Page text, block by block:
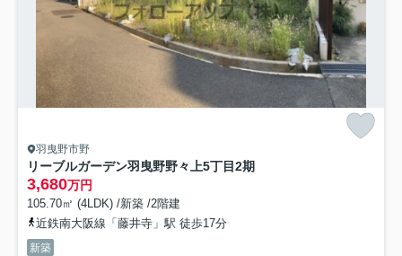
羽曳野市野
リーブルガーデン羽曳野野々上5丁目2期
3,680万円
105.70㎡ (4LDK) /新築 /2階建
近鉄南大阪線「藤井寺」駅 徒歩17分
新築